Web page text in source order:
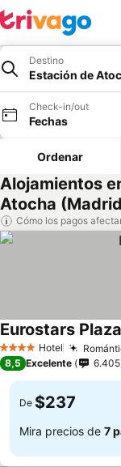
Destino
Estación de
Check-in/out
Fechas
Ordenar
Alojamientos
Atocha
Cómo los pagos
4 EstrellasHotel
Eurostars
8,5 Excelente 6.405
De $237
Mira precios de 7